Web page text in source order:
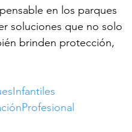
en los parques
soluciones que no solo
brinden protección,